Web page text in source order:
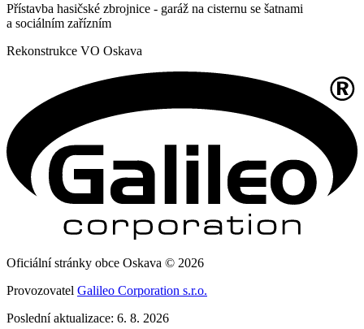
Přístavba hasičské zbrojnice - garáž na cisternu se šatnami
a sociálním zařízním
Rekonstrukce VO Oskava
Oficiální stránky obce Oskava © 2026
Provozovatel Galileo Corporation s.r.o.
Poslední aktualizace: 6. 8. 2026